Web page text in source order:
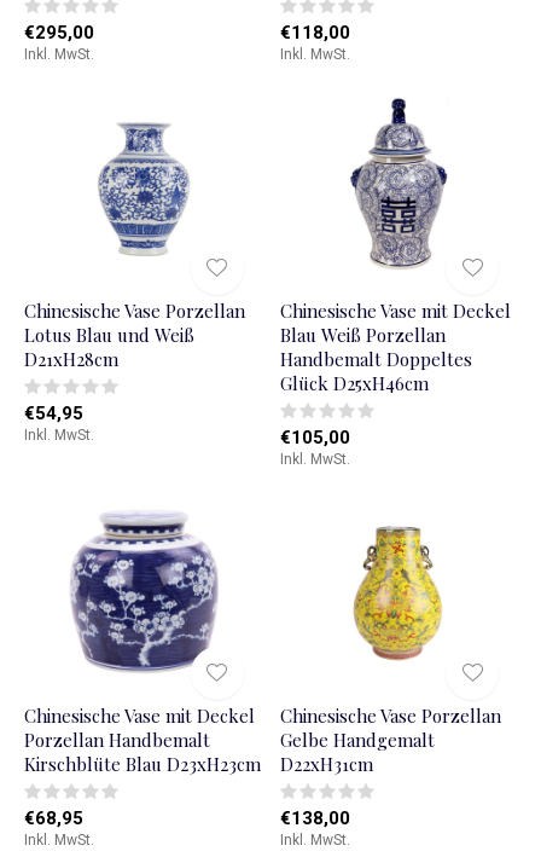
€295,00
Inkl. MwSt.
€118,00
Inkl. MwSt.
Chinesische Vase Porzellan
Lotus Blau und Weiß
D21xH28cm
€54,95
Inkl. MwSt.
Chinesische Vase mit Deckel
Blau Weiß Porzellan
Handbemalt Doppeltes
Glück D25xH46cm
€105,00
Inkl. MwSt.
Chinesische Vase mit Deckel
Porzellan Handbemalt
Kirschblüte Blau D23xH23cm
€68,95
Inkl. MwSt.
Chinesische Vase Porzellan
Gelbe Handgemalt
D22xH31cm
€138,00
Inkl. MwSt.